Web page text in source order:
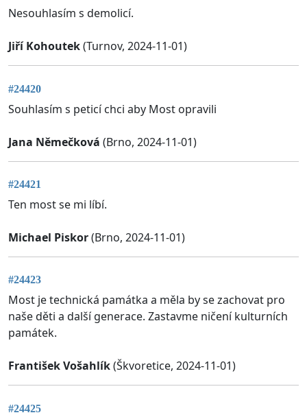
Nesouhlasím s demolicí.
Jiří Kohoutek(Turnov, 2024-11-01)
#24420
Souhlasím s peticí chci aby Most opravili
Jana Němečková (Brno, 2024-11-01)
#24421
Ten most se mi líbí.
Michael Piskor(Brno, 2024-11-01)
#24423
Most je technická památka a měla by se zachovat pro
naše děti a další generace. Zastavme ničení kulturních
památek.
František Vošahlík(Škvoretice, 2024-11-01)
#24425